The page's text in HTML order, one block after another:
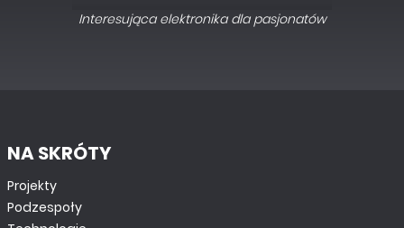
Interesująca elektronika dla pasjonatów
NA SKRÓTY
Projekty
Podzespoły